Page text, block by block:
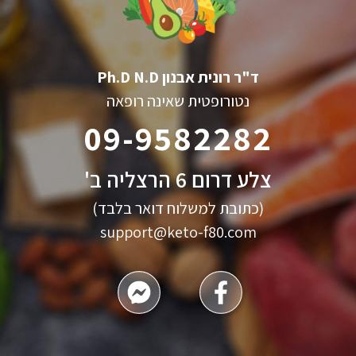
ד"ר רונית אבנון Ph.D N.D
נטורופטית שאינה רופאה
09-9582282
צלע דרום 6 הרצליה ב'
(כתובת למשלוח דואר בלבד)
support@keto-f80.com